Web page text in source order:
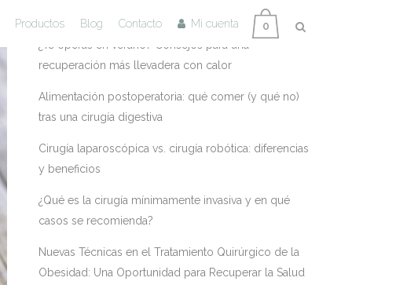
0
Productos Blog Contacto Mi cuenta
¿Te operas en verano? Consejos para una
recuperación más llevadera con calor
Alimentación postoperatoria: qué comer (y qué no)
tras una cirugía digestiva
Cirugía laparoscópica vs. cirugía robótica: diferencias
y beneficios
¿Qué es la cirugía mínimamente invasiva y en qué
casos se recomienda?
Nuevas Técnicas en el Tratamiento Quirúrgico de la
Obesidad: Una Oportunidad para Recuperar la Salud